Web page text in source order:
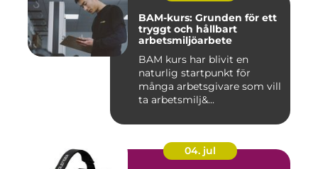
BAM-kurs: Grunden för ett
tryggt och hållbart
arbetsmiljöarbete
BAM kurs har blivit en
naturlig startpunkt för
många arbetsgivare som vill
ta arbetsmilj&...
04. jul